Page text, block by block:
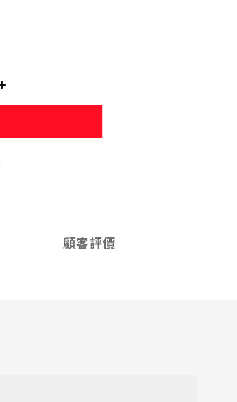
顧客評價